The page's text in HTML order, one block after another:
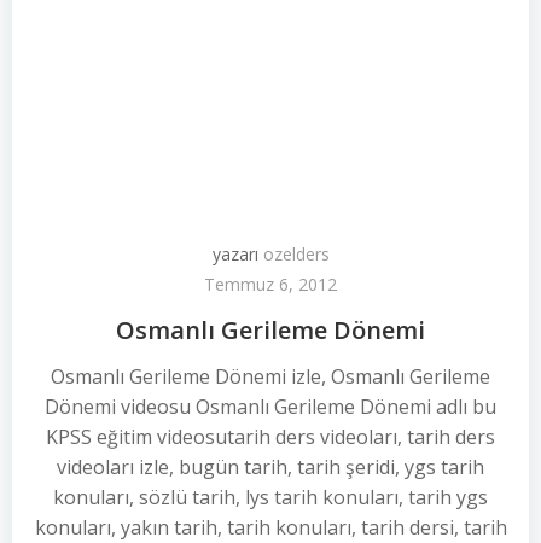
yazarı ozelders
Temmuz 6, 2012
Osmanlı Gerileme Dönemi
Osmanlı Gerileme Dönemi izle, Osmanlı Gerileme
Dönemi videosu Osmanlı Gerileme Dönemi adlı bu
KPSS eğitim videosutarih ders videoları, tarih ders
videoları izle, bugün tarih, tarih şeridi, ygs tarih
konuları, sözlü tarih, lys tarih konuları, tarih ygs
konuları, yakın tarih, tarih konuları, tarih dersi, tarih